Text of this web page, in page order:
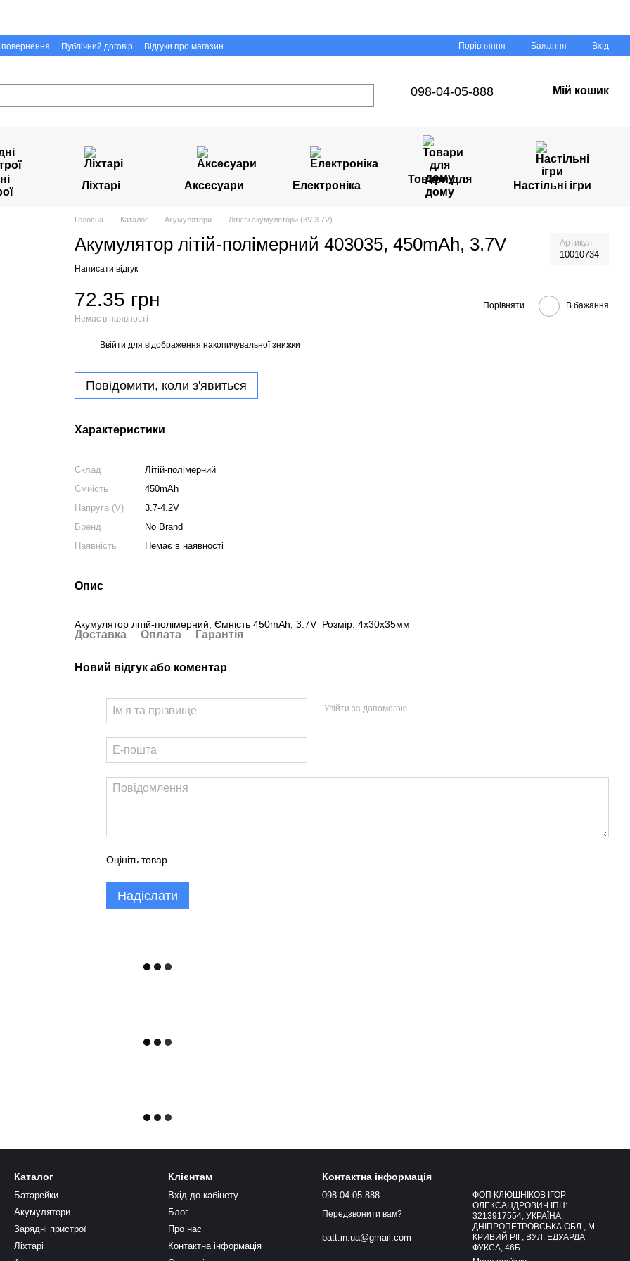
Публічний договір Відгуки про магазин Порівняння Бажання Вхід
098-04-05-888 Мій кошик
Ліхтарі Аксесуари Електроніка
Товари для
дому
Настільні ігри
Головна Каталог Акумулятори Літієві акумулятори (3V-3.7V)
Акумулятор літій-полімерний 403035, 450mAh, 3.7V Артикул
10010734
Написати відгук
72.35 грн
Немає в наявності
Порівняти В бажання
Ввійти для відображення накопичувальної знижки
Повідомити, коли з'явиться
Характеристики
Склад
Літій-полімерний
Ємність
450mAh
Напруга (V)
3.7-4.2V
Бренд
No Brand
Наявність
Немає в наявності
Опис
Акумулятор літій-полімерний, Ємність 450mAh, 3.7V Розмір: 4х30х35мм
Доставка Оплата Гарантія
Новий відгук або коментар
Увійти за допомогою
Оцініть товар
Надіслати
Каталог
Батарейки
Акумулятори
Зарядні пристрої
Ліхтарі
Клієнтам
Вхід до кабінету
Блог
Про нас
Контактна інформація
Контактна інформація
098-04-05-888
Передзвонити вам?
batt.in.ua@gmail.com
ФОП КЛЮШНІКОВ ІГОР
ОЛЕКСАНДРОВИЧ ІПН:
3213917554, УКРАЇНА,
ДНІПРОПЕТРОВСЬКА ОБЛ., М.
КРИВИЙ РІГ, ВУЛ. ЕДУАРДА
ФУКСА, 46Б